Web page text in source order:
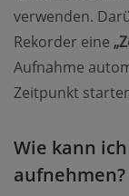
verwenden.
Rekorder eine
Aufnahme
Zeitpunkt
Wie kann
aufnehmen?